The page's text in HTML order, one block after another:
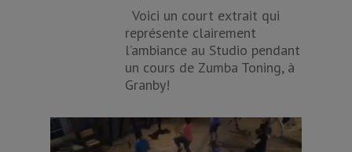
Voici un court extrait qui
représente clairement
l’ambiance au Studio pendant
un cours de Zumba Toning, à
Granby!